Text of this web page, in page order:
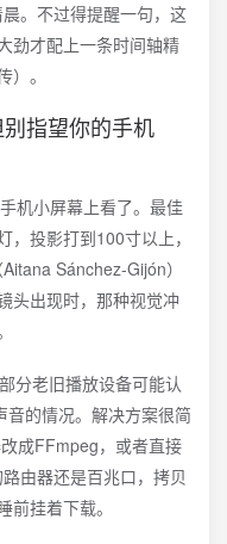
。不过得提醒一句，这
劲才配上一条时间轴精
。
指望你的手机
机小屏幕上看了。最佳
投影打到100寸以上，
Sánchez-Gijón）
头出现时，那种视觉冲
分老旧播放设备可能认
音的情况。解决方案很简
成FFmpeg，或者直接
由器还是百兆口，拷贝
挂着下载。